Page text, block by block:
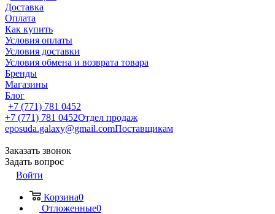
Доставка
Оплата
Как купить
Условия оплаты
Условия доставки
Условия обмена и возврата товара
Бренды
Магазины
Блог
+7 (771) 781 0452
+7 (771) 781 0452Отдел продаж
eposuda.galaxy@gmail.comПоставщикам
Заказать звонок
Задать вопрос
Войти
Корзина0
Отложенные0